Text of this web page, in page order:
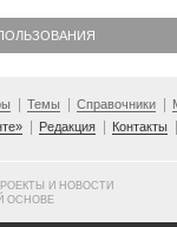
Темы Справочники
Редакция Контакты
И НОВОСТИ
ОСНОВЕ